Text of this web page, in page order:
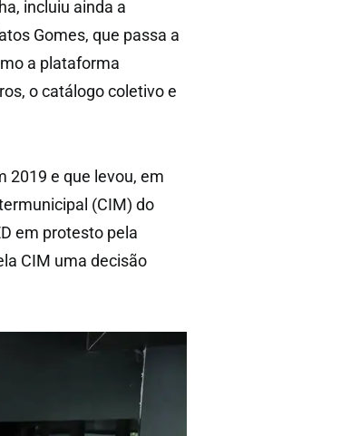
incluiu ainda a
Gomes, que passa a
a plataforma
o catálogo coletivo e
2019 e que levou, em
(CIM) do
em protesto pela
CIM uma decisão